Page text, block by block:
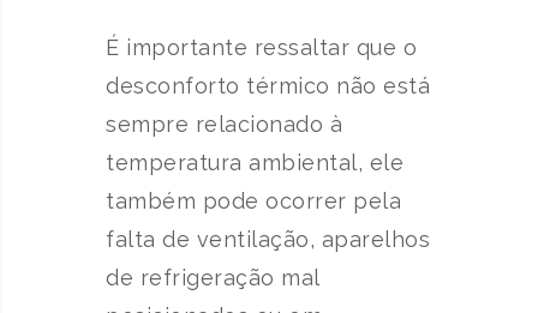
É importante ressaltar que o
desconforto térmico não está
sempre relacionado à
temperatura ambiental, ele
também pode ocorrer pela
falta de ventilação, aparelhos
de refrigeração mal